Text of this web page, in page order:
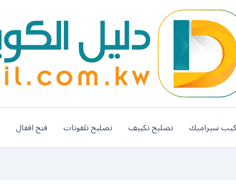
سيراميك تصليح تكييف تصليح تلفونات فتح اقفال